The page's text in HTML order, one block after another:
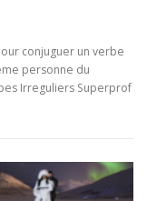
conjuguer un verbe
personne du
Irreguliers Superprof